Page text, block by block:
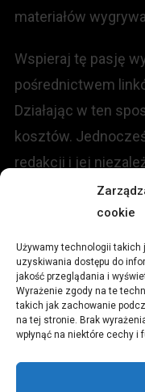
cookie
Używamy technologii takich
uzyskiwania dostępu do
jakość przeglądania i
Wyrażenie zgody na te
takich jak zachowanie
na tej stronie. Brak
wpłynąć na niektóre cechy i
materiałów
Wspieraj tę pasję
pośrednictwem
Działając w ten
kosztów.
redakcji i jej
Redakcja portalu:
ul.Stara 13, 42-600
TEL:+48 509 547